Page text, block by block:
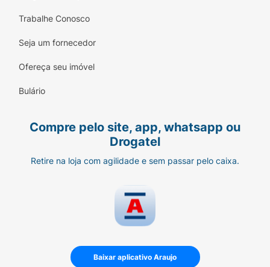
Trabalhe Conosco
Seja um fornecedor
Ofereça seu imóvel
Bulário
Compre pelo site, app, whatsapp ou
Drogatel
Retire na loja com agilidade e sem passar pelo caixa.
Baixar aplicativo Araujo